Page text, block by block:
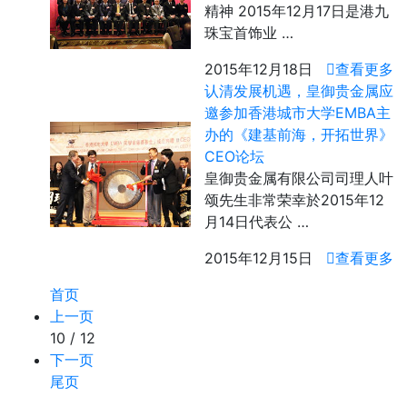
精神 2015年12月17日是港九
珠宝首饰业 …
2015年12月18日
查看更多
认清发展机遇，皇御贵金属应
邀参加香港城市大学EMBA主
办的《建基前海，开拓世界》
CEO论坛
皇御贵金属有限公司司理人叶
颂先生非常荣幸於2015年12
月14日代表公 …
2015年12月15日
查看更多
首页
上一页
10 / 12
下一页
尾页